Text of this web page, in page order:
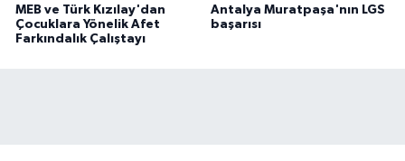
MEB ve Türk Kızılay'dan
Çocuklara Yönelik Afet
Farkındalık Çalıştayı
Antalya Muratpaşa'nın LGS
başarısı